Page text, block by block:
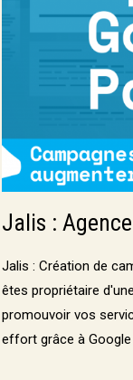
Jalis :
Jalis : Création de
êtes propriétaire
promouvoir vos
effort grâce à